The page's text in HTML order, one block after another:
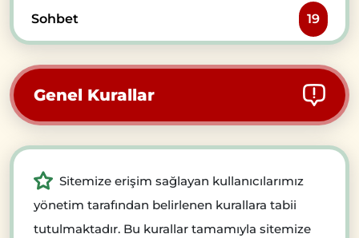
Sohbet 19
Genel Kurallar
Sitemize erişim sağlayan kullanıcılarımız
yönetim tarafından belirlenen kurallara tabii
tutulmaktadır. Bu kurallar tamamıyla sitemize